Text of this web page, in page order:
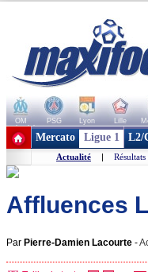
OM PSG Lyon Lille
+ de clubs
Mercato Ligue 1 L2/
Actualité |
Affluences
Par Pierre-Damien Lacourte -